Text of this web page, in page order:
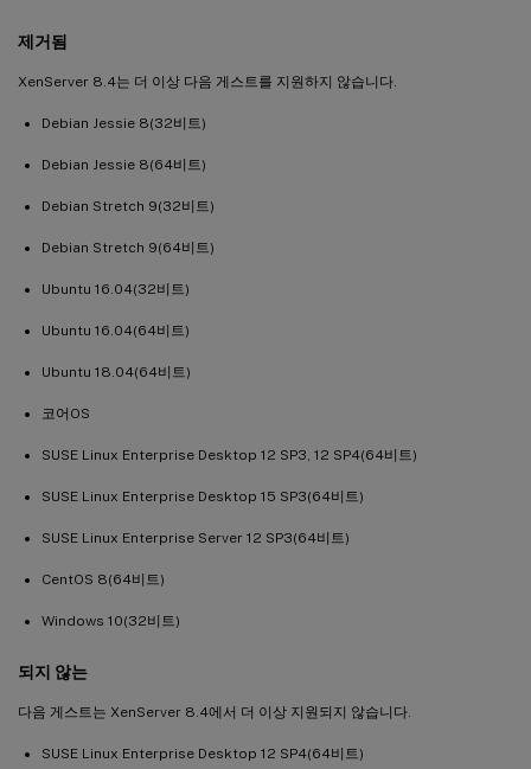
제거됨
XenServer 8.4는 더 이상 다음 게스트를 지원하지 않습니다.
Debian Jessie 8(32비트)
Debian Jessie 8(64비트)
Debian Stretch 9(32비트)
Debian Stretch 9(64비트)
Ubuntu 16.04(32비트)
Ubuntu 16.04(64비트)
Ubuntu 18.04(64비트)
코어OS
SUSE Linux Enterprise Desktop 12 SP3, 12 SP4(64비트)
SUSE Linux Enterprise Desktop 15 SP3(64비트)
SUSE Linux Enterprise Server 12 SP3(64비트)
CentOS 8(64비트)
Windows 10(32비트)
되지 않는
다음 게스트는 XenServer 8.4에서 더 이상 지원되지 않습니다.
SUSE Linux Enterprise Desktop 12 SP4(64비트)